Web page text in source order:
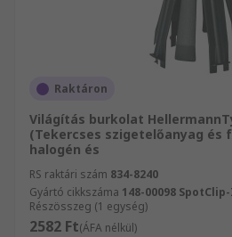
Raktáron
Világítás burkolat
(Tekercses szigetelőanyag és
halogén és
RS raktári szám 834-8240
Gyártó cikkszáma 148-00098
Részösszeg (1 egység)
2582 Ft(ÁFA nélkül)